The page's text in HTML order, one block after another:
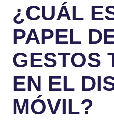
¿CUÁL
PAPEL
GESTOS
EN EL
MÓVIL?